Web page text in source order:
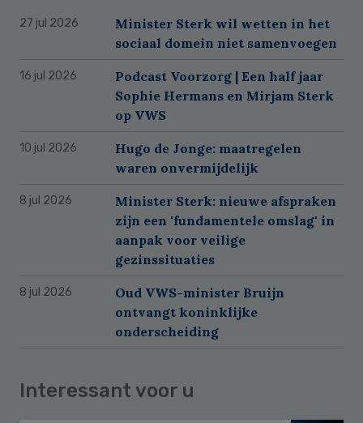
27 jul 2026
Minister Sterk wil wetten in het
sociaal domein niet samenvoegen
16 jul 2026
Podcast Voorzorg | Een half jaar
Sophie Hermans en Mirjam Sterk
op VWS
10 jul 2026
Hugo de Jonge: maatregelen
waren onvermijdelijk
8 jul 2026
Minister Sterk: nieuwe afspraken
zijn een 'fundamentele omslag' in
aanpak voor veilige
gezinssituaties
8 jul 2026
Oud VWS-minister Bruijn
ontvangt koninklijke
onderscheiding
Interessant voor u